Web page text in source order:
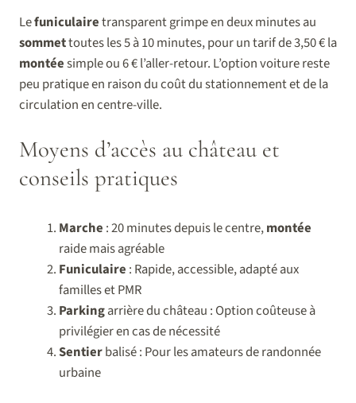
Lefuniculairetransparent grimpe en deux minutes au
sommettoutes les 5 à 10 minutes, pour un tarif de 3,50 € la
montéesimple ou 6 € l’aller-retour. L’option voiture reste
peu pratique en raison du coût du stationnement et de la
circulation en centre-ville.
Moyens d’accès au château et
conseils pratiques
Marche : 20 minutes depuis le centre,montée
raide mais agréable
Funiculaire : Rapide, accessible, adapté aux
familles et PMR
Parkingarrière du château : Option coûteuse à
privilégier en cas de nécessité
Sentierbalisé : Pour les amateurs de randonnée
urbaine